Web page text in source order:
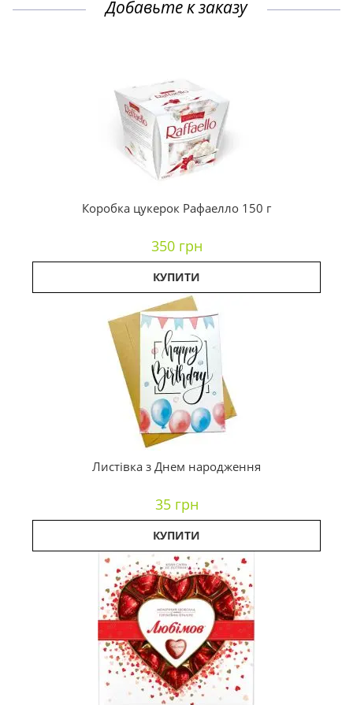
Добавьте к заказу
Коробка цукерок Рафаелло 150 г
350 грн
КУПИТИ
Листівка з Днем народження
35 грн
КУПИТИ